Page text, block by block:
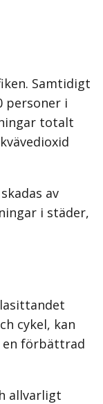
Samtidigt
personer i
totalt
av
i städer,
cykel, kan
en förbättrad
allvarligt